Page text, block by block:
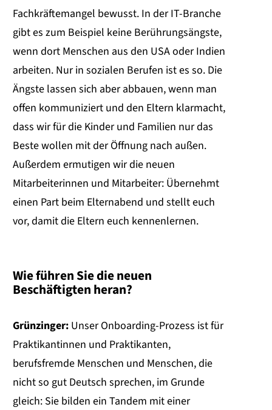
Fachkräftemangel bewusst. In der IT-Branche
gibt es zum Beispiel keine Berührungsängste,
wenn dort Menschen aus den USA oder Indien
arbeiten. Nur in sozialen Berufen ist es so. Die
Ängste lassen sich aber abbauen, wenn man
offen kommuniziert und den Eltern klarmacht,
dass wir für die Kinder und Familien nur das
Beste wollen mit der Öffnung nach außen.
Außerdem ermutigen wir die neuen
Mitarbeiterinnen und Mitarbeiter: Übernehmt
einen Part beim Elternabend und stellt euch
vor, damit die Eltern euch kennenlernen.
Wie führen Sie die neuen
Beschäftigten heran?
Grünzinger: Unser Onboarding-Prozess ist für
Praktikantinnen und Praktikanten,
berufsfremde Menschen und Menschen, die
nicht so gut Deutsch sprechen, im Grunde
gleich: Sie bilden ein Tandem mit einer